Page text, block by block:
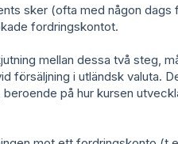
sker (ofta med någon
fordringskontot.
mellan dessa två steg,
försäljning i utländsk valuta.
på hur kursen